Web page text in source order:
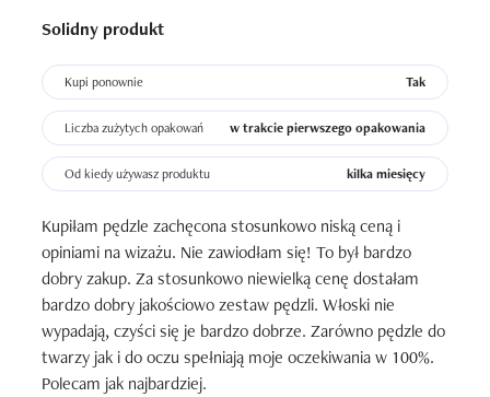
Solidny produkt
Kupi ponownie Tak
Liczba zużytych opakowań w trakcie pierwszego opakowania
Od kiedy używasz produktu kilka miesięcy
Kupiłam pędzle zachęcona stosunkowo niską ceną i
opiniami na wizażu. Nie zawiodłam się! To był bardzo
dobry zakup. Za stosunkowo niewielką cenę dostałam
bardzo dobry jakościowo zestaw pędzli. Włoski nie
wypadają, czyści się je bardzo dobrze. Zarówno pędzle do
twarzy jak i do oczu spełniają moje oczekiwania w 100%.
Polecam jak najbardziej.